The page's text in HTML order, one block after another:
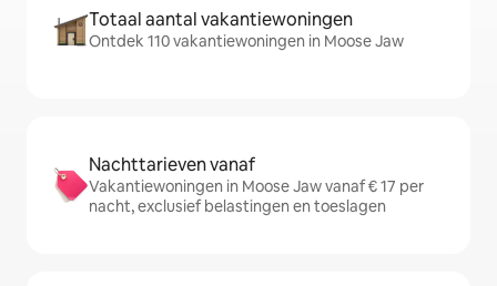
Totaal aantal vakantiewoningen
Ontdek 110 vakantiewoningen in Moose Jaw
Nachttarieven vanaf
Vakantiewoningen in Moose Jaw vanaf € 17 per
nacht, exclusief belastingen en toeslagen